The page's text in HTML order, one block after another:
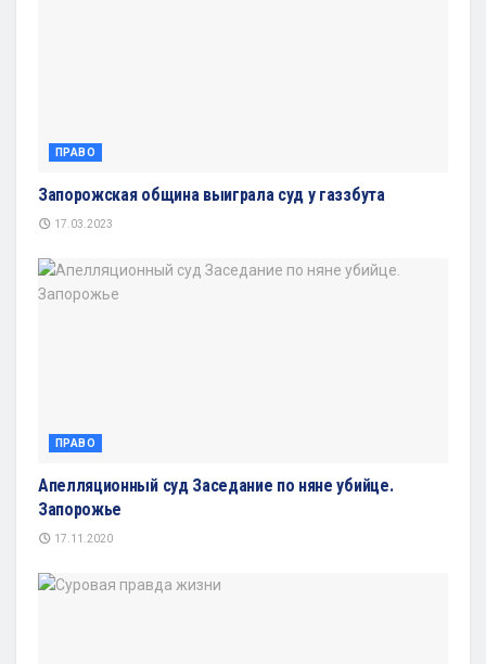
ПРАВО
Запорожская община выиграла суд у газзбута
17.03.2023
ПРАВО
Апелляционный суд Заседание по няне убийце.
Запорожье
17.11.2020